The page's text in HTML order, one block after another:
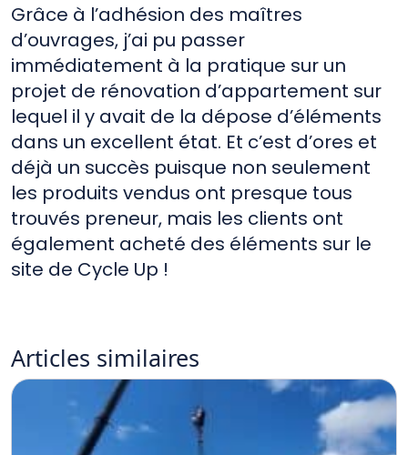
Grâce à l’adhésion des maîtres
d’ouvrages, j’ai pu passer
immédiatement à la pratique sur un
projet de rénovation d’appartement sur
lequel il y avait de la dépose d’éléments
dans un excellent état. Et c’est d’ores et
déjà un succès puisque non seulement
les produits vendus ont presque tous
trouvés preneur, mais les clients ont
également acheté des éléments sur le
site de Cycle Up !
Articles similaires